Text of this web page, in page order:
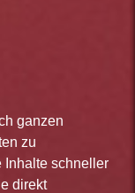
ganzen
zu
Inhalte schneller
direkt